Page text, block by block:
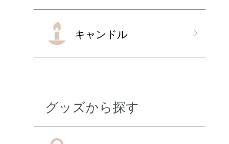
キャンドル
グッズから探す